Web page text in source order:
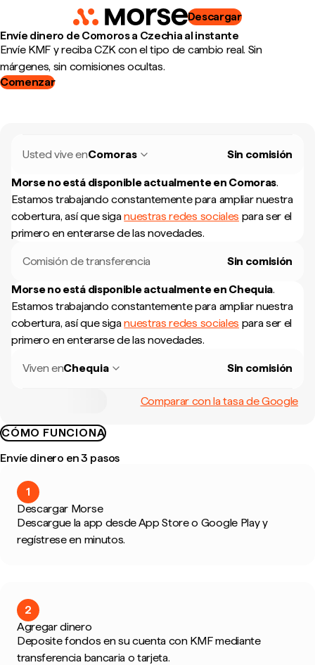
Descargar
Envíe dinero de Comoros a Czechia al instante
Envíe KMF y reciba CZK con el tipo de cambio real. Sin
márgenes, sin comisiones ocultas.
Comenzar
Usted vive enComoras Sin comisión
Morse no está disponible actualmente en Comoras.
Estamos trabajando constantemente para ampliar nuestra
cobertura, así que siganuestras redes sociales para ser el
primero en enterarse de las novedades.
Comisión de transferencia Sin comisión
Morse no está disponible actualmente en Chequia.
Estamos trabajando constantemente para ampliar nuestra
cobertura, así que siganuestras redes sociales para ser el
primero en enterarse de las novedades.
Viven enChequia Sin comisión
Comparar con la tasa de Google
CÓMO FUNCIONA
Envíe dinero en 3 pasos
1
Descargar Morse
Descargue la app desde App Store o Google Play y
regístrese en minutos.
2
Agregar dinero
Deposite fondos en su cuenta con KMF mediante
transferencia bancaria o tarjeta.